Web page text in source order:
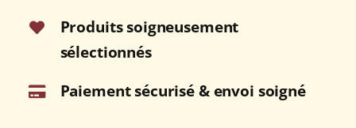
Produits soigneusement
sélectionnés
Paiement sécurisé & envoi soigné